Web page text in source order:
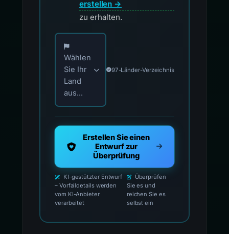
erstellen →
zu erhalten.
Wählen Sie Ihr Land für offizielle
Wählen
Sie Ihr
Land
aus...
97-Länder-Verzeichnis
Erstellen Sie einen
Entwurf zur
Überprüfung
KI-gestützter Entwurf
– Vorfalldetails werden
vom KI-Anbieter
verarbeitet
Überprüfen
Sie es und
reichen Sie es
selbst ein